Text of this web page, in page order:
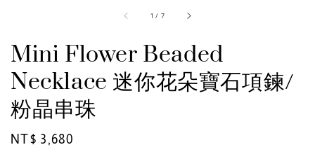
1 / 7
Mini Flower Beaded
Necklace 迷你花朵寶石項鍊/
粉晶串珠
Regular
NT$ 3,680